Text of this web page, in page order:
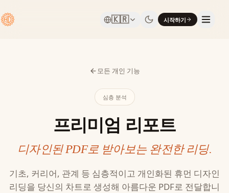
🇰🇷 시작하기
모든 개인 기능
심층 분석
프리미엄 리포트
디자인된 PDF로 받아보는 완전한 리딩.
기초, 커리어, 관계 등 심층적이고 개인화된 휴먼 디자인
리딩을 당신의 차트로 생성해 아름다운 PDF로 전달합니